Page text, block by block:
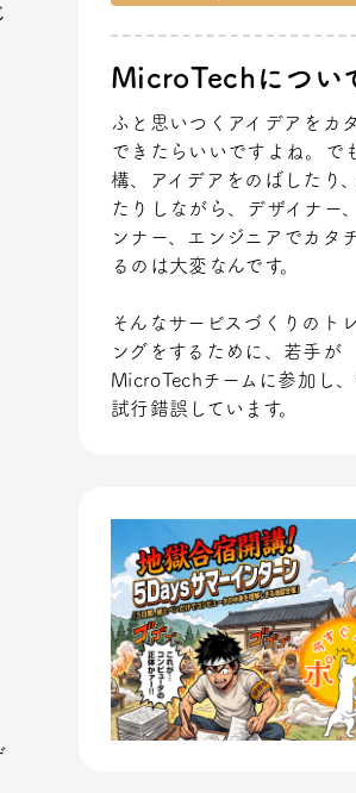
MicroTechについ
ふと思いつくアイデアをカ
できたらいいですよね。で
構、アイデアをのばしたり
たりしながら、デザイナー
ンナー、エンジニアでカタ
るのは大変なんです。
そんなサービスづくりのト
ングをするために、若手が
MicroTechチームに参加し
試行錯誤しています。